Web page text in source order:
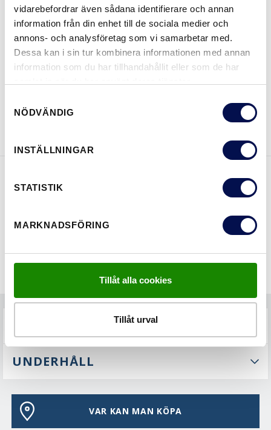
vidarebefordrar även sådana identifierare och annan
information från din enhet till de sociala medier och
annons- och analysföretag som vi samarbetar med.
Dessa kan i sin tur kombinera informationen med annan
information som du har tillhandahållit eller som de har
NÖDVÄNDIG
INSTÄLLNINGAR
STATISTIK
MARKNADSFÖRING
Tillåt alla cookies
Tillåt urval
VAR KAN MAN KÖPA
LADDA NER BROSCHYR KONTAKTA OSS
UNDERHÅLL
VAR KAN MAN KÖPA